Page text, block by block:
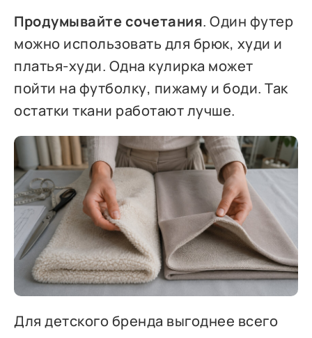
Продумывайте сочетания. Один футер
можно использовать для брюк, худи и
платья-худи. Одна кулирка может
пойти на футболку, пижаму и боди. Так
остатки ткани работают лучше.
Для детского бренда выгоднее всего